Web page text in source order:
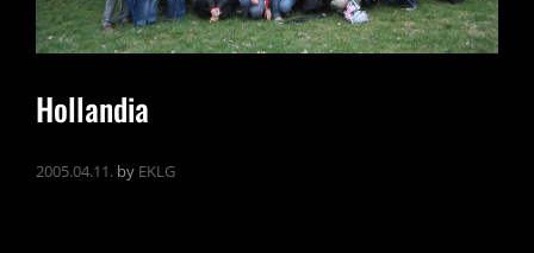
Hollandia
2005.04.11. by EKLG